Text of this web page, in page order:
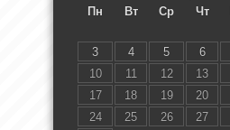
Пн
Вт Ср Чт
3
4 5 6
10
11 12 13
17
18 19 20
24
25 26 27